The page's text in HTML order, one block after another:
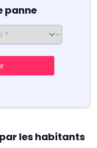
panne
les habitants